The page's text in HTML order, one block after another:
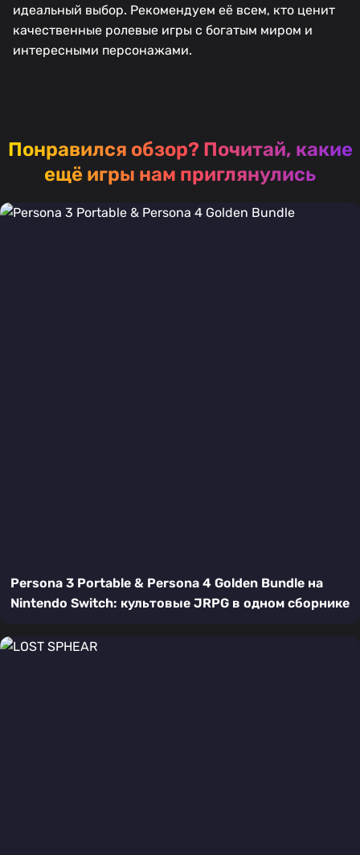
идеальный выбор. Рекомендуем её всем, кто ценит
качественные ролевые игры с богатым миром и
интересными персонажами.
Понравился обзор? Почитай, какие
ещё игры нам приглянулись
Persona 3 Portable & Persona 4 Golden Bundle на
Nintendo Switch: культовые JRPG в одном сборнике